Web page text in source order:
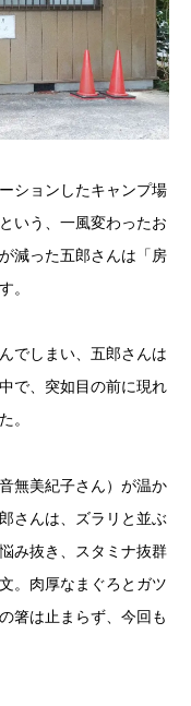
ションしたキャンプ場
いう、一風変わったお
減った五郎さんは「房
。
でしまい、五郎さんは
で、突如目の前に現れ
。
無美紀子さん）が温か
さんは、ズラリと並ぶ
み抜き、スタミナ抜群
。肉厚なまぐろとガツ
箸は止まらず、今回も